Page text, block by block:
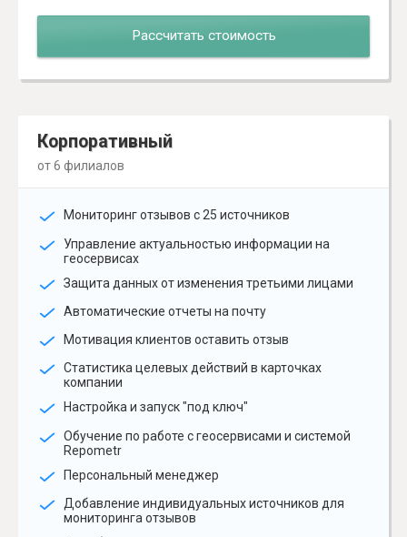
Рассчитать стоимость
Корпоративный
от 6 филиалов
Мониторинг отзывов с 25 источников
Управление актуальностью информации на
геосервисах
Защита данных от изменения третьими лицами
Автоматические отчеты на почту
Мотивация клиентов оставить отзыв
Статистика целевых действий в карточках
компании
Настройка и запуск "под ключ"
Обучение по работе с геосервисами и системой
Repometr
Персональный менеджер
Добавление индивидуальных источников для
мониторинга отзывов